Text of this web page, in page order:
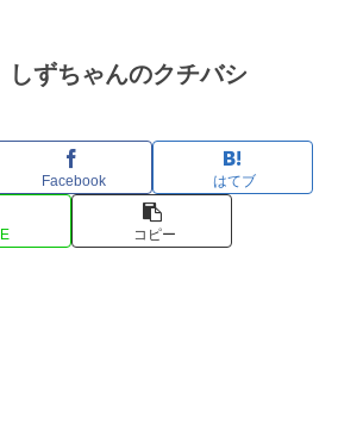
しずちゃんのクチバシ
Facebook はてブ
コピー